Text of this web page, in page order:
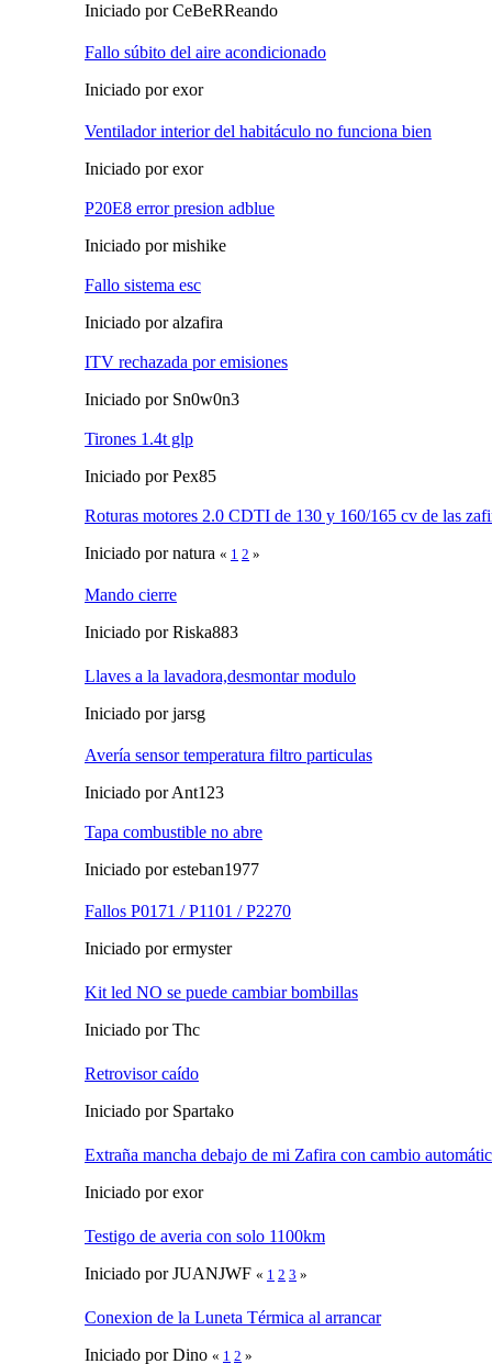
Iniciado por CeBeRReando
Fallo súbito del aire acondicionado
Iniciado por exor
Ventilador interior del habitáculo no funciona bien
Iniciado por exor
P20E8 error presion adblue
Iniciado por mishike
Fallo sistema esc
Iniciado por alzafira
ITV rechazada por emisiones
Iniciado por Sn0w0n3
Tirones 1.4t glp
Iniciado por Pex85
Roturas motores 2.0 CDTI de 130 y 160/165 cv de las
Iniciado por natura « 1 2 »
Mando cierre
Iniciado por Riska883
Llaves a la lavadora,desmontar modulo
Iniciado por jarsg
Avería sensor temperatura filtro particulas
Iniciado por Ant123
Tapa combustible no abre
Iniciado por esteban1977
Fallos P0171 / P1101 / P2270
Iniciado por ermyster
Kit led NO se puede cambiar bombillas
Iniciado por Thc
Retrovisor caído
Iniciado por Spartako
Extraña mancha debajo de mi Zafira con cambio
Iniciado por exor
Testigo de averia con solo 1100km
Iniciado por JUANJWF « 1 2 3 »
Conexion de la Luneta Térmica al arrancar
Iniciado por Dino « 1 2 »